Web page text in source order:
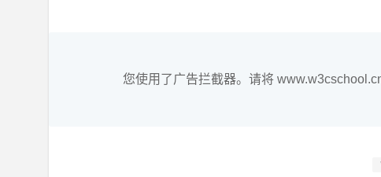
您使用了广告拦截器。请将